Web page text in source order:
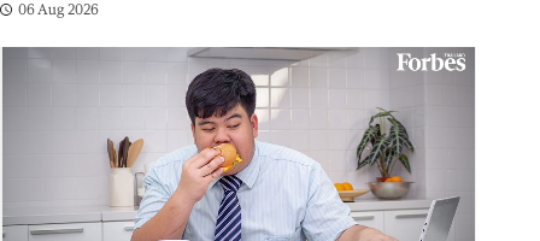
06 Aug 2026